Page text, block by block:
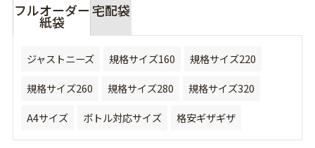
フルオーダー
紙袋
宅配袋
ジャストニーズ 規格サイズ160
規格サイズ220
規格サイズ260
規格サイズ280
規格サイズ320
A4サイズ
ボトル対応サイズ 格安ギザギザ